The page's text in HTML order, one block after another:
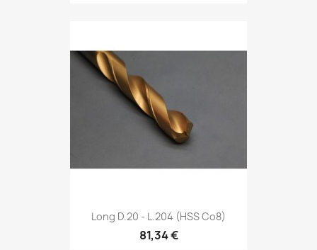
Long D.20 - L.204 (HSS Co8)
81,34 €